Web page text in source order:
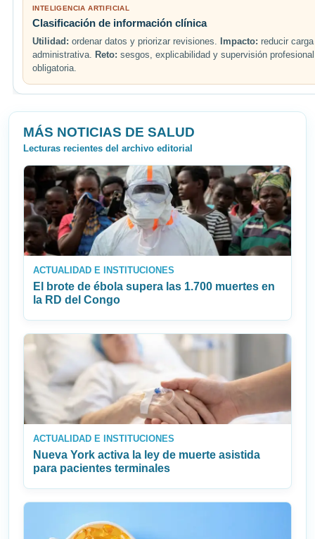
INTELIGENCIA ARTIFICIAL
Clasificación de información clínica
Utilidad: ordenar datos y priorizar revisiones. Impacto: reducir carga
administrativa. Reto: sesgos, explicabilidad y supervisión profesional
obligatoria.
MÁS NOTICIAS DE SALUD
Lecturas recientes del archivo editorial
ACTUALIDAD E INSTITUCIONES
El brote de ébola supera las 1.700 muertes en
la RD del Congo
ACTUALIDAD E INSTITUCIONES
Nueva York activa la ley de muerte asistida
para pacientes terminales